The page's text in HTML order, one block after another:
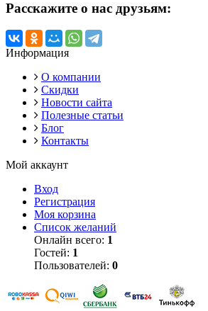
Расскажите о нас друзьям:
Информация
О компании
Скидки
Новости сайта
Полезные статьи
Блог
Контакты
Мой аккаунт
Вход
Регистрация
Моя корзина
Список желаний
Онлайн всего: 1
Гостей: 1
Пользователей: 0